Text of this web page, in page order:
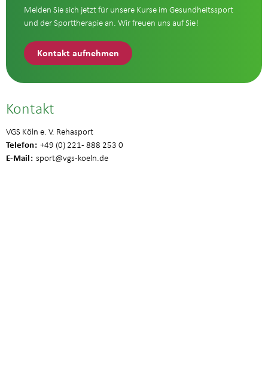
Melden Sie sich jetzt für unsere Kurse im Gesundheitssport
und der Sporttherapie an. Wir freuen uns auf Sie!
Kontakt aufnehmen
Kontakt
VGS Köln e. V. Rehasport
Telefon +49 (0) 221 - 888 253 0
E-Mail sport@vgs-koeln.de